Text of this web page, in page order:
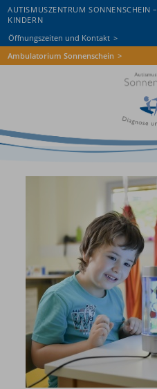
AUTISMUSZENTRUM SONNENSCHEIN
KINDERN
Öffnungszeiten und Kontakt
Ambulatorium Sonnenschein
AZS St. Pölten
Wissen & Aktuelles
Spenden